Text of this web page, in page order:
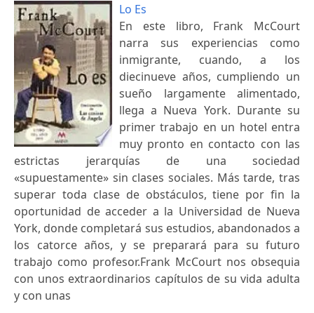
Lo Es
En este libro, Frank McCourt
narra sus experiencias como
inmigrante, cuando, a los
diecinueve años, cumpliendo un
sueño largamente alimentado,
llega a Nueva York. Durante su
primer trabajo en un hotel entra
muy pronto en contacto con las
estrictas jerarquías de una sociedad
«supuestamente» sin clases sociales. Más tarde, tras
superar toda clase de obstáculos, tiene por fin la
oportunidad de acceder a la Universidad de Nueva
York, donde completará sus estudios, abandonados a
los catorce años, y se preparará para su futuro
trabajo como profesor.Frank McCourt nos obsequia
con unos extraordinarios capítulos de su vida adulta
y con unas